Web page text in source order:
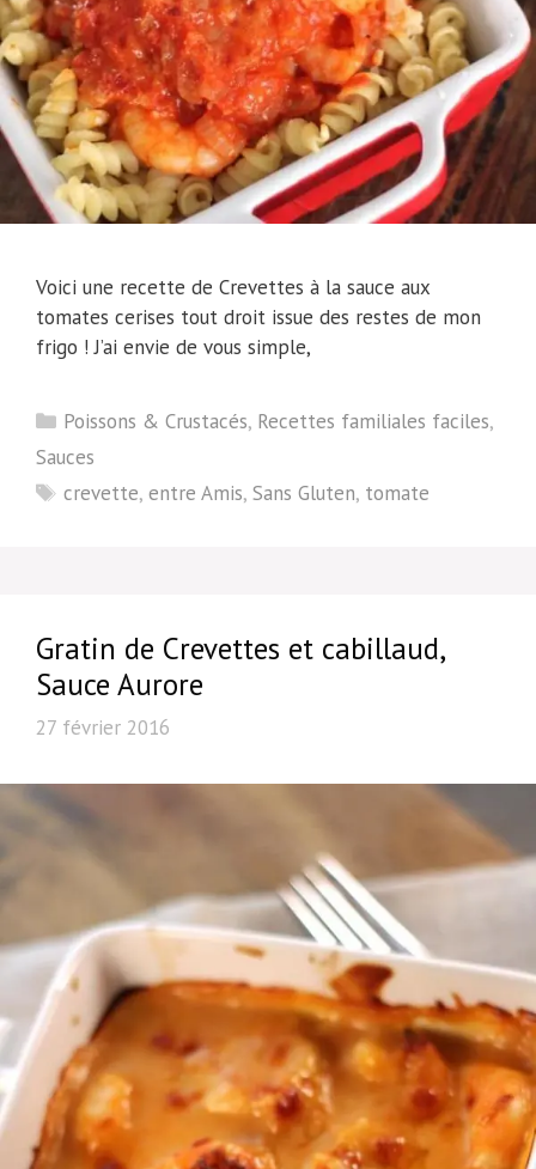
Voici une recette de Crevettes à la sauce aux
tomates cerises tout droit issue des restes de mon
frigo ! J’ai envie de vous simple,
Catégories
Poissons & Crustacés, Recettes familiales faciles,
Sauces
Étiquettes
crevette,entre Amis,Sans Gluten, tomate
Gratin de Crevettes et cabillaud,
Sauce Aurore
27 février 2016